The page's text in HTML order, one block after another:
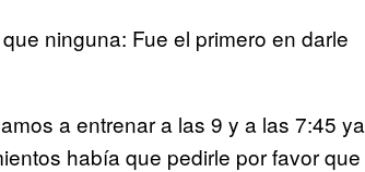
ninguna: Fue el primero en darle
a entrenar a las 9 y a las 7:45 ya
había que pedirle por favor que